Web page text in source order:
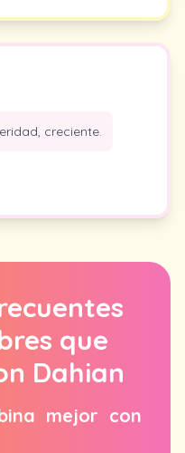
creciente.
que
Dahian
mejor con